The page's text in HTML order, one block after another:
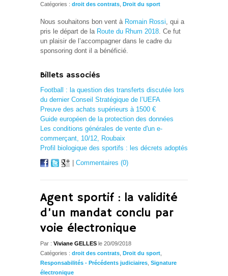
Catégories : droit des contrats Droit du sport
Nous souhaitons bon vent à Romain Rossi, qui a
pris le départ de la Route du Rhum 2018. Ce fut
un plaisir de l’accompagner dans le cadre du
sponsoring dont il a bénéficié.
Billets associés
Football : la question des transferts discutée lors
du dernier Conseil Stratégique de l’UEFA
Preuve des achats supérieurs à 1500 €
Guide européen de la protection des données
Les conditions générales de vente d'un e-
commerçant, 10/12, Roubaix
Profil biologique des sportifs : les décrets adoptés
Commentaires (0)
Agent sportif : la validité
d’un mandat conclu par
voie électronique
Par : Viviane GELLES le 20/09/2018
Catégories : droit des contrats Droit du sport
Responsabilités - Précédents judiciaires Signature
électronique